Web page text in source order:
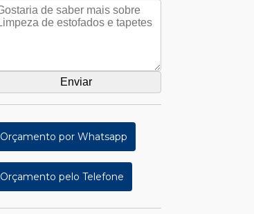
Orçamento por Whatsapp
Orçamento pelo Telefone